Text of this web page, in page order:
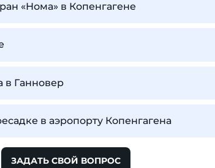
«Нома» в Копенгагене
в Ганновер
в аэропорту Копенгагена
ЗАДАТЬ СВОЙ ВОПРОС